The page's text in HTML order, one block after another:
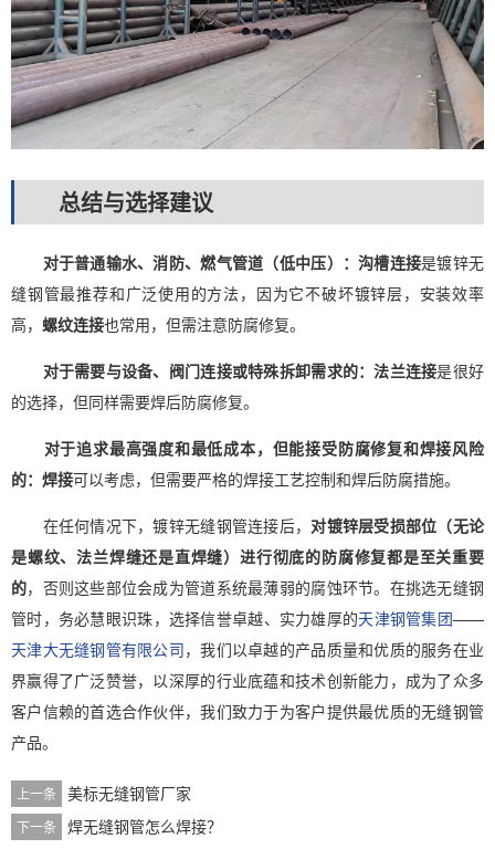
总结与选择建议
对于普通输水、消防、燃气管道（低中压）：沟槽连接是镀锌无
缝钢管最推荐和广泛使用的方法，因为它不破坏镀锌层，安装效率
高， 螺纹连接也常用，但需注意防腐修复。
对于需要与设备、阀门连接或特殊拆卸需求的：法兰连接是很好
的选择，但同样需要焊后防腐修复。
对于追求最高强度和最低成本，但能接受防腐修复和焊接风险
的： 焊接可以考虑，但需要严格的焊接工艺控制和焊后防腐措施。
在任何情况下，镀锌无缝钢管连接后， 对镀锌层受损部位（无论
是螺纹、法兰焊缝还是直焊缝）进行彻底的防腐修复都是至关重要
的，否则这些部位会成为管道系统最薄弱的腐蚀环节。在挑选无缝钢
管时，务必慧眼识珠，选择信誉卓越、实力雄厚的天津钢管集团——
天津大无缝钢管有限公司，我们以卓越的产品质量和优质的服务在业
界赢得了广泛赞誉，以深厚的行业底蕴和技术创新能力，成为了众多
客户信赖的首选合作伙伴，我们致力于为客户提供最优质的无缝钢管
产品。
上一条 美标无缝钢管厂家
下一条 焊无缝钢管怎么焊接？